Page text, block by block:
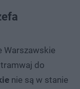
Warszawskie
do
nie są w stanie